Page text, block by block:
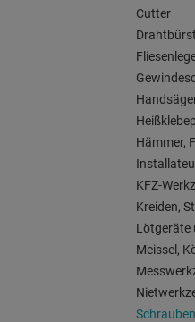
Cutter
Hämmer,
KFZ-
Kreiden,
Lötgeräte
Meissel,